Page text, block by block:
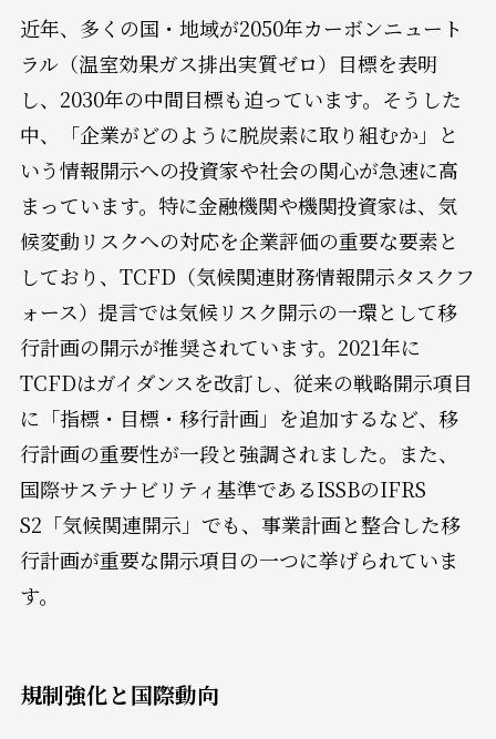
近年、多くの国・地域が2050年カーボンニュート
ラル（温室効果ガス排出実質ゼロ）目標を表明
し、2030年の中間目標も迫っています。そうした
中、「企業がどのように脱炭素に取り組むか」と
いう情報開示への投資家や社会の関心が急速に高
まっています。特に金融機関や機関投資家は、気
候変動リスクへの対応を企業評価の重要な要素と
しており、TCFD（気候関連財務情報開示タスクフ
ォース）提言では気候リスク開示の一環として移
行計画の開示が推奨されています。2021年に
TCFDはガイダンスを改訂し、従来の戦略開示項目
に「指標・目標・移行計画」を追加するなど、移
行計画の重要性が一段と強調されました。また、
国際サステナビリティ基準であるISSBのIFRS
S2「気候関連開示」でも、事業計画と整合した移
行計画が重要な開示項目の一つに挙げられていま
す。
規制強化と国際動向